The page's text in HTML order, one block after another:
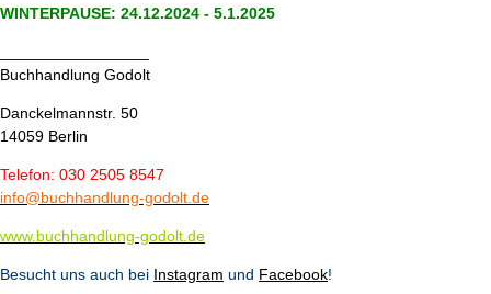
WINTERPAUSE: 24.12.2024 - 5.1.2025
Buchhandlung Godolt
Danckelmannstr. 50
14059 Berlin
Telefon: 030 2505 8547
info@buchhandlung-godolt.de
www.buchhandlung-godolt.de
Besucht uns auch bei Instagram und Facebook!